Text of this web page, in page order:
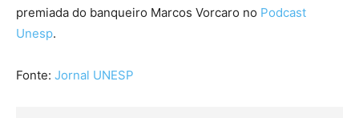
premiada do banqueiro Marcos Vorcaro no Podcast
Unesp.
Fonte: Jornal UNESP